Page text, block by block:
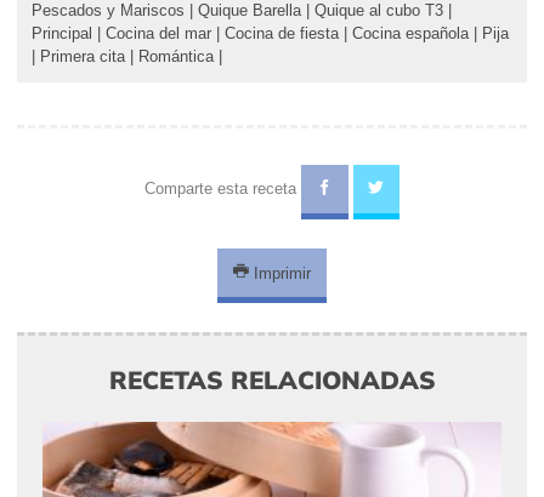
Pescados y Mariscos Quique Barella| Quique al cubo T3
Principal
Cocina del mar Cocina de fiesta| Cocina española|
Pija
Primera cita| Romántica|
Comparte esta receta
Imprimir
RECETAS RELACIONADAS